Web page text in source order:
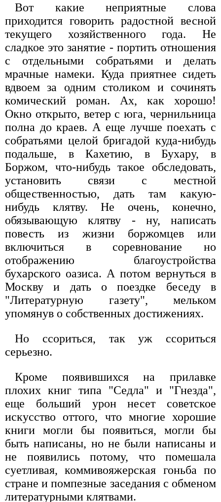
Вот какие неприятные слова
приходится говорить радостной весной
текущего хозяйственного года. Не
сладкое это занятие - портить отношения
с отдельными собратьями и делать
мрачные намеки. Куда приятнее сидеть
вдвоем за одним столиком и сочинять
комический роман. Ах, как хорошо!
Окно открыто, ветер с юга, чернильница
полна до краев. А еще лучше поехать с
собратьями целой бригадой куда-нибудь
подальше, в Кахетию, в Бухару, в
Боржом, что-нибудь такое обследовать,
установить связи с местной
общественностью, дать там какую-
нибудь клятву. Не очень, конечно,
обязывающую клятву - ну, написать
повесть из жизни боржомцев или
включиться в соревнование но
отображению благоустройства
бухарского оазиса. А потом вернуться в
Москву и дать о поездке беседу в
"Литературную газету", мельком
упомянув о собственных достижениях.
Но ссориться, так уж ссориться
серьезно.
Кроме появившихся на прилавке
плохих книг типа "Седла" и "Гнезда",
еще больший урон несет советское
искусство оттого, что многие хорошие
книги могли бы появиться, могли бы
быть написаны, но не были написаны и
не появились потому, что помешала
суетливая, коммивояжерская гоньба по
стране и помпезные заседания с обменом
литературными клятвами.